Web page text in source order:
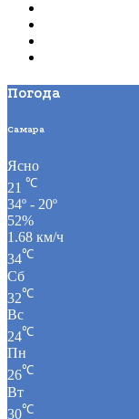
Погода
Самара
Ясно
21 ℃
34º - 20º
52%
1.68 км/ч
34℃
Сб
32℃
Вс
24℃
Пн
26℃
Вт
30℃